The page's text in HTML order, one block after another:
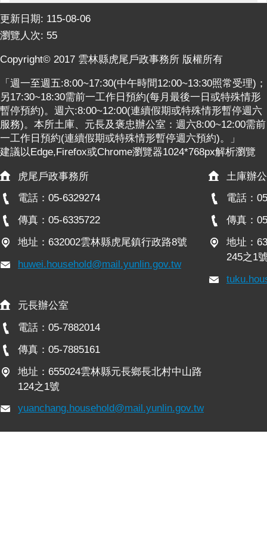
更新日期: 115-08-06
瀏覽人次: 55
Copyright© 2017 雲林縣虎尾戶政事務所 版權所有
「週一至週五:8:00~17:30(中午時間12:00~13:30照常受理)；
另17:30~18:30需前一工作日預約(每月最後一日或特殊情形
暫停預約)。週六:8:00~12:00(連續假期或特殊情形暫停週六
服務)。本所土庫、元長及褒忠辦公室：週六8:00~12:00需前
一工作日預約(連續假期或特殊情形暫停週六預約)。」
建議以Edge,Firefox或Chrome瀏覽器1024*768px解析瀏覽
虎尾戶政事務所
電話：05-6329274
傳真：05-6335722
地址：632002雲林縣虎尾鎮行政路8號
huwei.household@mail.yunlin.gov.tw
土庫辦
電話：
傳真：
地址：
245之1
元長辦公室
電話：05-7882014
傳真：05-7885161
地址：655024雲林縣元長鄉長北村中山路
124之1號
yuanchang.household@mail.yunlin.gov.tw